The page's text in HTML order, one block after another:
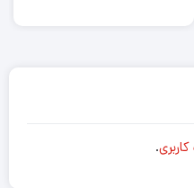
.